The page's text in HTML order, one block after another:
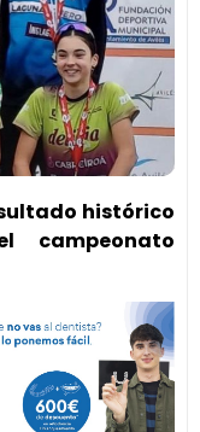
histórico
campeonato